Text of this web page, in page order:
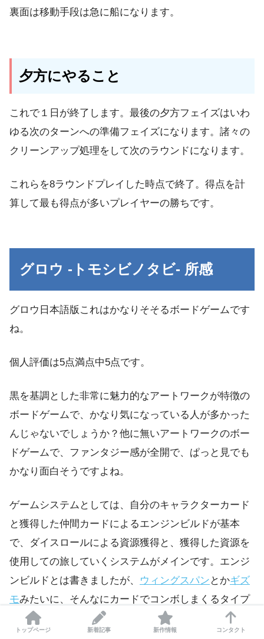
裏面は移動手段は急に船になります。
夕方にやること
これで１日が終了します。最後の夕方フェイズはいわ
ゆる次のターンへの準備フェイズになります。諸々の
クリーンアップ処理をして次のラウンドになります。
これらを8ラウンドプレイした時点で終了。得点を計
算して最も得点が多いプレイヤーの勝ちです。
グロウ -トモシビノタビ- 所感
グロウ日本語版これはかなりそそるボードゲームです
ね。
個人評価は5点満点中5点です。
黒を基調とした非常に魅力的なアートワークが特徴の
ボードゲームで、かなり気になっている人が多かった
んじゃないでしょうか？他に無いアートワークのボー
ドゲームで、ファンタジー感が全開で、ぱっと見でも
かなり面白そうですよね。
ゲームシステムとしては、自分のキャラクターカード
と獲得した仲間カードによるエンジンビルドが基本
で、ダイスロールによる資源獲得と、獲得した資源を
使用しての旅していくシステムがメインです。エンジ
ンビルドとは書きましたが、
ウィングスパン とかギズ
モみたいに、そんなにカードでコンボしまくるタイプ
のゲームではないですね。
トップページ 新着記事 新作情報 コンタクト